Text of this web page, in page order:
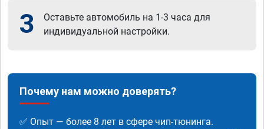
3
Оставьте автомобиль на 1-3 часа для
индивидуальной настройки.
Почему нам можно доверять?
✅ Опыт — более 8 лет в сфере чип-тюнинга.